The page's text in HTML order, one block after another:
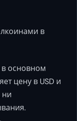
в
в основном
цену в USD и
ни